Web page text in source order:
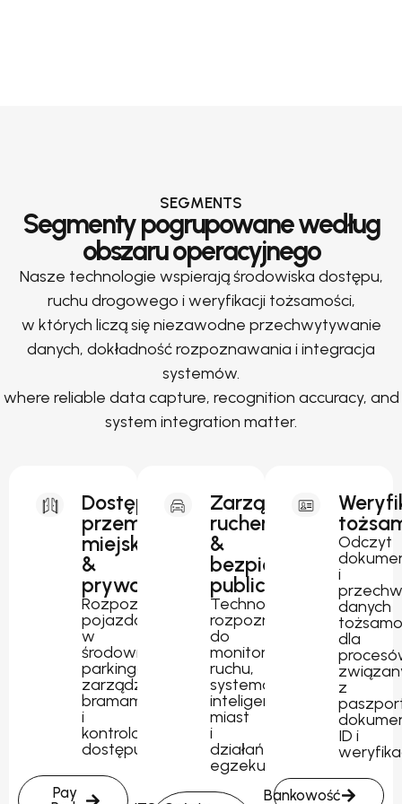
SEGMENTS
Segmenty pogrupowane według
obszaru operacyjnego
Nasze technologie wspierają środowiska dostępu,
ruchu drogowego i weryfikacji tożsamości,
w których liczą się niezawodne przechwytywanie
danych, dokładność rozpoznawania i integracja
systemów.
where reliable data capture, recognition accuracy, and
system integration matter.
Dostęp
przemysłowy,
miejski
&
prywatny
Rozpoznawanie
pojazdów
w
środowiskach
parkingowych,
zarządzania
bramami
i
kontrolowanego
dostępu.
Pay
Zarządzanie
ruchem
&
bezpieczeństwo
publiczne
Technologia
rozpoznawania
do
monitorowania
ruchu,
systemów
inteligentnych
miast
i
działań
egzekucyjnych.
Odczyt
i
danych
dla
z
ID i
Bankowość